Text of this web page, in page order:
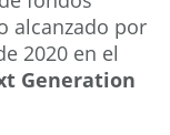
alcanzado por
2020 en el
Generation